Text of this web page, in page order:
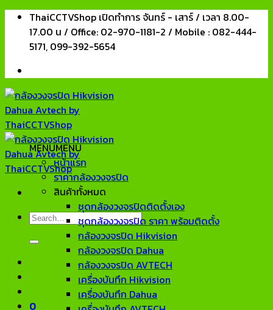
Skip
content
ThaiCCTVShop เปิดทำการ จันทร์ - เสาร์ / เวลา 8.00-
17.00 น / Office: 02-970-1181-2 / Mobile : 082-444-
5171, 099-392-5654
Search
0
MENUMENU
หน้าแรก
ราคากล้องวงจรปิด
สินค้าทั้งหมด
ชุดกล้องวงจรปิดติดตั้งเอง
ชุดกล้องวงจรปิด ราคา พร้อมติดตั้ง
กล้องวงจรปิด Hikvision
กล้องวงจรปิด Dahua
กล้องวงจรปิด AVTECH
เครื่องบันทึก Hikvision
เครื่องบันทึก Dahua